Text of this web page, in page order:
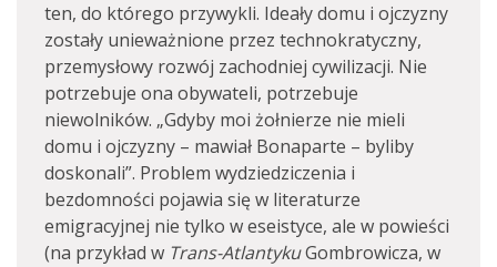
ten, do którego przywykli. Ideały domu i ojczyzny
zostały unieważnione przez technokratyczny,
przemysłowy rozwój zachodniej cywilizacji. Nie
potrzebuje ona obywateli, potrzebuje
niewolników. „Gdyby moi żołnierze nie mieli
domu i ojczyzny – mawiał Bonaparte – byliby
doskonali”. Problem wydziedziczenia i
bezdomności pojawia się w literaturze
emigracyjnej nie tylko w eseistyce, ale w powieści
(na przykład w Trans-AtlantykuGombrowicza, w